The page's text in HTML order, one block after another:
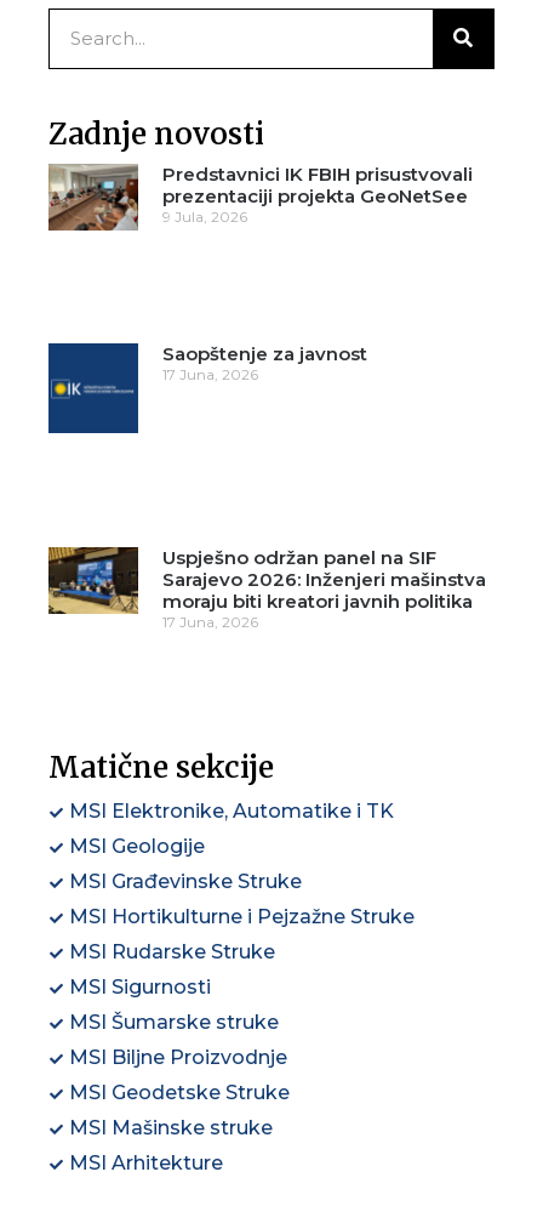
Zadnje novosti
Predstavnici IK FBIH prisustvovali
prezentaciji projekta GeoNetSee
9 Jula, 2026
Saopštenje za javnost
17 Juna, 2026
Uspješno održan panel na SIF
Sarajevo 2026: Inženjeri mašinstva
moraju biti kreatori javnih politika
17 Juna, 2026
Matične sekcije
MSI Elektronike, Automatike i TK
MSI Geologije
MSI Građevinske Struke
MSI Hortikulturne i Pejzažne Struke
MSI Rudarske Struke
MSI Sigurnosti
MSI Šumarske struke
MSI Biljne Proizvodnje
MSI Geodetske Struke
MSI Mašinske struke
MSI Arhitekture